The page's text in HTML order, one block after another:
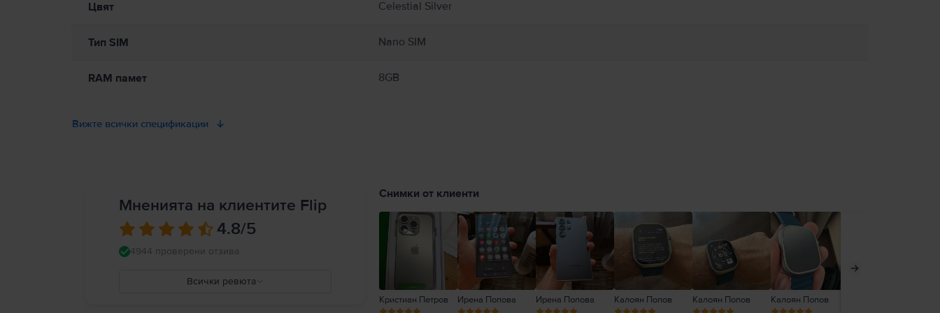
Цвят Celestial Silver
Тип SIM Nano SIM
RAM памет 8GB
Вижте всички спецификации
Мненията на клиентите Flip
4.8/5
4944 проверени отзива
Всички ревюта
Снимки от клиенти
Кристиан Петров Ирена Попова Ирена Попова Калоян Попов Калоян Попов Калоян Попов